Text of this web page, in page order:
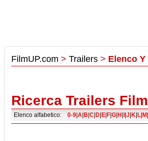
FilmUP.com > Trailers > Elenco Y
Ricerca Trailers Film
Elenco alfabetico: 0-9 A B C D E F G H J K L M